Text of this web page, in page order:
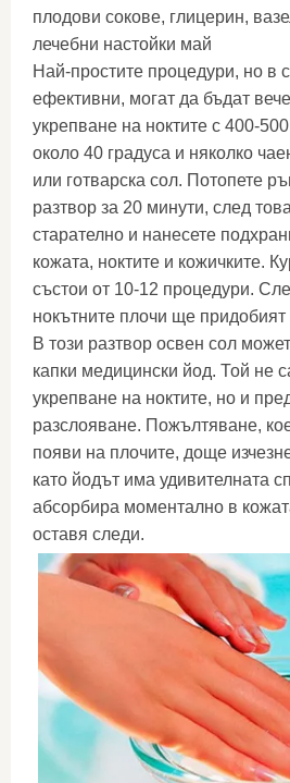
плодови сокове, глицерин,
лечебни настойки май
Най-простите процедури, но в
ефективни, могат да бъдат
укрепване на ноктите с 400-
около 40 градуса и няколко
или готварска сол. Потопете
разтвор за 20 минути, след
старателно и нанесете
кожата, ноктите и кожичките.
състои от 10-12 процедури.
нокътните плочи ще придобият
В този разтвор освен сол
капки медицински йод. Той не
укрепване на ноктите, но и
разслояване. Пожълтяване,
появи на плочите, доще
като йодът има удивителната
абсорбира моментално в
оставя следи.